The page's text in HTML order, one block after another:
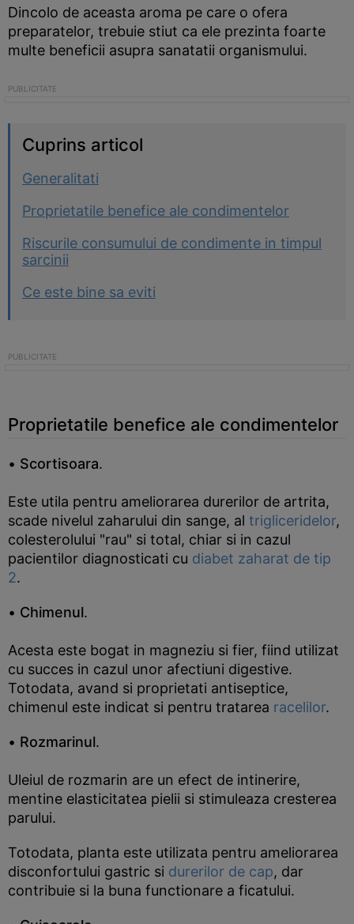
Dincolo de aceasta aroma pe care o ofera
preparatelor, trebuie stiut ca ele prezinta foarte
multe beneficii asupra sanatatii organismului.
Cuprins articol
Generalitati
Proprietatile benefice ale condimentelor
Riscurile consumului de condimente in timpul
sarcinii
Ce este bine sa eviti
Proprietatile benefice ale condimentelor
• Scortisoara.
Este utila pentru ameliorarea durerilor de artrita,
scade nivelul zaharului din sange, al trigliceridelor,
colesterolului "rau" si total, chiar si in cazul
pacientilor diagnosticati cu diabet zaharat de tip
2.
• Chimenul.
Acesta este bogat in magneziu si fier, fiind utilizat
cu succes in cazul unor afectiuni digestive.
Totodata, avand si proprietati antiseptice,
chimenul este indicat si pentru tratarea racelilor.
• Rozmarinul.
Uleiul de rozmarin are un efect de intinerire,
mentine elasticitatea pielii si stimuleaza cresterea
parului.
Totodata, planta este utilizata pentru ameliorarea
disconfortului gastric si durerilor de cap, dar
contribuie si la buna functionare a ficatului.